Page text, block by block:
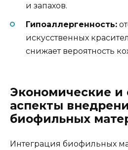
и запахов.
Гипоаллергенность:
искусственных
снижает вероятность
Экономические и
аспекты
биофильных
Интеграция биофильных